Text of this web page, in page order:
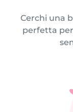
Cerchi una
perfetta